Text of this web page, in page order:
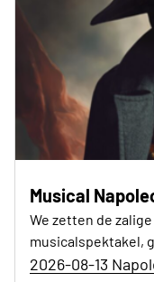
Musical
We zetten de
musicalspektakel,
2026-08-13